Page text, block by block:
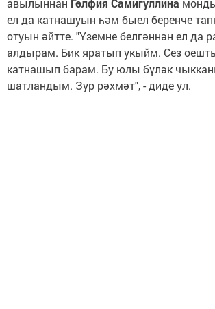
ел да катнашуын һәм быел беренче
отуын әйтте. "Үземне белгәннән ел да
алдырам. Бик яратып укыйм. Сез
катнашып барам. Бу юлы бүләк
шатландым. Зур рәхмәт", - диде ул.